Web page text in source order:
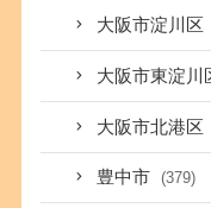
大阪市淀川区
大阪市東淀川
大阪市北港区
豊中市 (379)